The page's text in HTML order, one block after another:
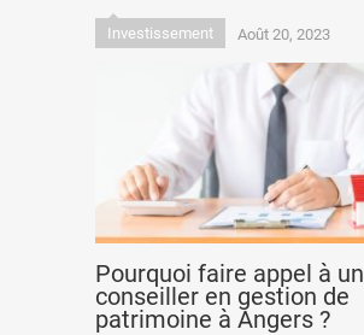
Investissement Août 20, 2023
Pourquoi faire appel à un
conseiller en gestion de
patrimoine à Angers ?